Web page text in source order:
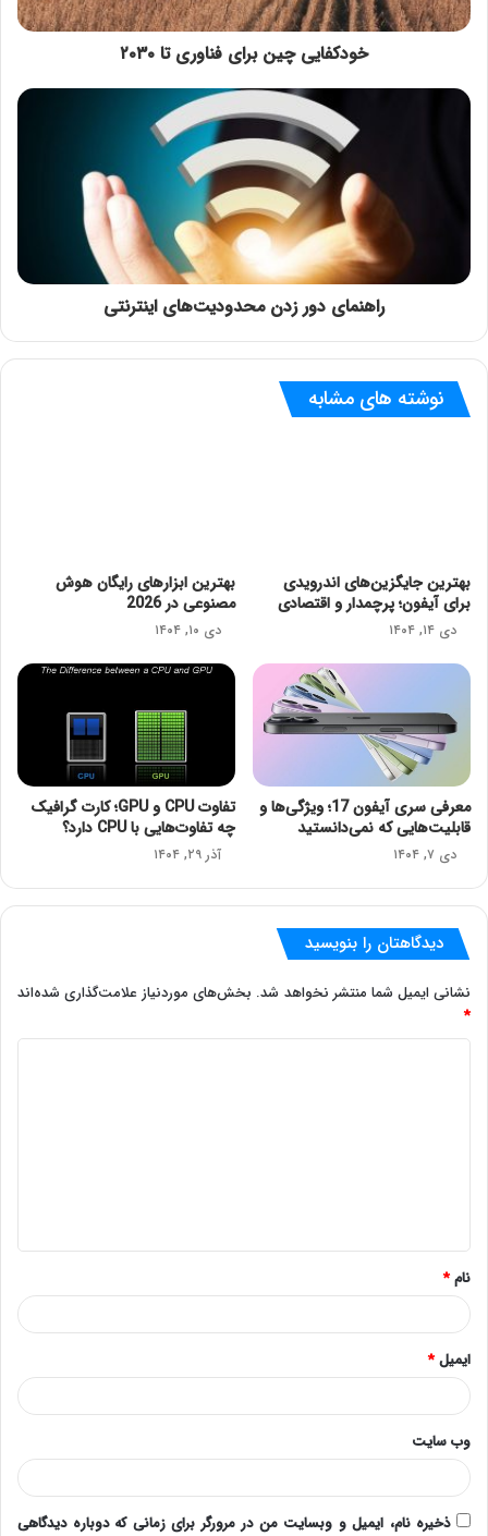
خودکفایی چین برای فناوری تا ۲۰۳۰
راهنمای دور زدن محدودیت‌های اینترنتی
نوشته های مشابه
بهترین جایگزین‌های اندرویدی
برای آیفون؛ پرچمدار و اقتصادی
دی ۱۴, ۱۴۰۴
بهترین ابزارهای رایگان هوش
مصنوعی در 2026
دی ۱۰, ۱۴۰۴
معرفی سری آیفون 17؛ ویژگی‌ها و
قابلیت‌هایی که نمی‌دانستید
دی ۷, ۱۴۰۴
تفاوت CPU و GPU؛ کارت گرافیک
چه تفاوت‌هایی با CPU دارد؟
آذر ۲۹, ۱۴۰۴
دیدگاهتان را بنویسید
نشانی ایمیل شما منتشر نخواهد شد. بخش‌های موردنیاز علامت‌گذاری شده‌اند
*
*
نام*
ایمیل*
وب‌ سایت
ذخیره نام، ایمیل و وبسایت من در مرورگر برای زمانی که دوباره دیدگاهی